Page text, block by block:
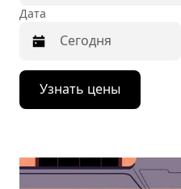
Дата
Нажмите
стрелку
вниз,
календарю
Узнать цены